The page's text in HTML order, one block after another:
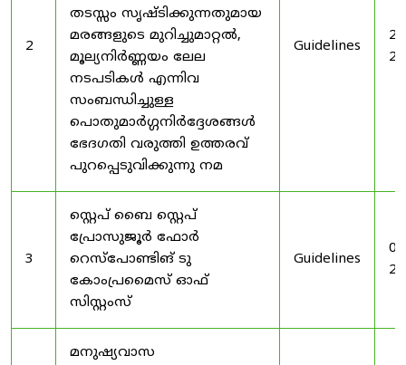
2
തടസ്സം സൃഷ്ടിക്കുന്നതുമായ
മരങ്ങളുടെ മുറിച്ചുമാറ്റൽ,
മൂല്യനിർണ്ണയം ലേല
നടപടികൾ എന്നിവ
സംബന്ധിച്ചുള്ള
പൊതുമാർഗ്ഗനിർദ്ദേശങ്ങൾ
ഭേദഗതി വരുത്തി ഉത്തരവ്
പുറപ്പെടുവിക്കുന്നു നമ
Guidelines
3
സ്റ്റെപ് ബൈ സ്റ്റെപ്
പ്രോസുജൂർ ഫോർ
റെസ്‌പോണ്ടിങ് ടു
കോംപ്രമൈസ് ഓഫ്
സിസ്റ്റംസ്
Guidelines
മനുഷ്യവാസ